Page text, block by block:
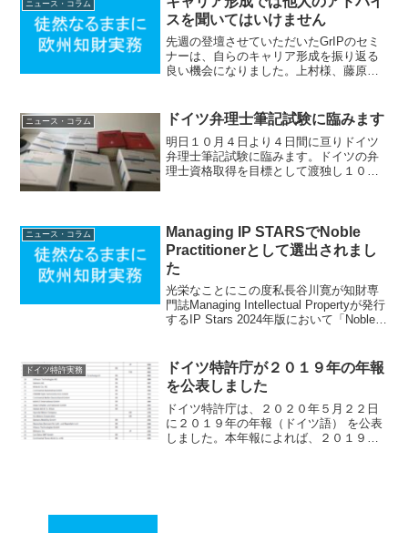
ブログを読まれているドイ...
ニュース・コラム
スを聞いてはいけません
先週の登壇させていただいたGrIPのセミ
ナーは、自らのキャリア形成を振り返る
良い機会になりました。上村様、藤原
し上げます。さて自らのキャリア形成を
振り返った上で改めて重...
ニュース・コラム ドイツ弁理士筆記試験に臨みます
明日１０月４日より４日間に亘りドイツ
弁理士筆記試験に臨みます。ドイツの弁
理士資格取得を目標として渡独し１０年
私のドイツ弁理士までの道...
ニュース・コラム
Managing IP STARSでNoble
Practitionerとして選出されまし
た
光栄なことにこの度私長谷川寛が知財専
門誌Managing Intellectual Propertyが発行
するIP Stars 2024年版において「Noble
ドイツ特許実務
ドイツ特許庁が２０１９年の年報
を公表しました
ドイツ特許庁は、２０２０年５月２２日
に２０１９年の年報（ドイツ語） を公表
しました。本年報によれば、２０１９年